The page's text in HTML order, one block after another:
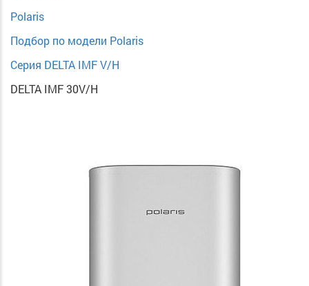
Polaris
Подбор по модели Polaris
Серия DELTA IMF V/H
DELTA IMF 30V/H